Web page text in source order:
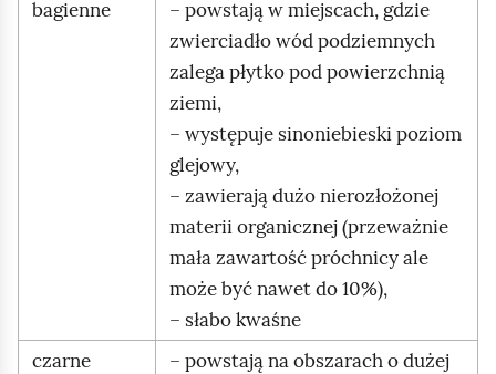
bagienne
– powstają w miejscach, gdzie
zwierciadło wód podziemnych
zalega płytko pod powierzchnią
ziemi,
– występuje sinoniebieski poziom
glejowy,
– zawierają dużo nierozłożonej
materii organicznej (przeważnie
mała zawartość próchnicy ale
może być nawet do 10%),
– słabo kwaśne
czarne
– powstają na obszarach o dużej